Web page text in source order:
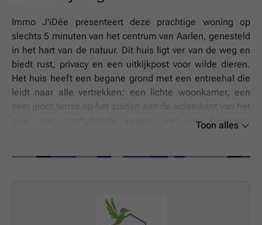
Immo J'iDée presenteert deze prachtige woning op
slechts 5 minuten van het centrum van Aarlen, genesteld
in het hart van de natuur. Dit huis ligt ver van de weg en
biedt rust, privacy en een uitkijkpost voor wilde dieren.
Het huis heeft een begane grond met een entreehal die
leidt naar alle vertrekken: een lichte woonkamer, een
zeer groot terras op het zuiden aan de achterkant van het
huis, een comfortabele keuken met een bijkeuken
wastafel en toilet plus een bijgebouw, en een
slaapkamer met garderobe. Er is ook een slaapkamer en
Toon alles